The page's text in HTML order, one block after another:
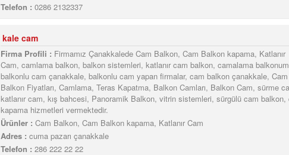
Telefon : 0286 2132337
kale cam
Firma Profili : Firmamız Çanakkalede Cam Balkon, Cam Balkon kapama, Katlanır
Cam, camlama balkon, balkon sistemleri, katlanır cam balkon, camalama
balkonlu cam çanakkale, balkonlu cam yapan firmalar, cam balkon çanakkale, Cam
Balkon Fiyatları, Camlama, Teras Kapatma, Balkon Camları, Balkon Cam, sürme
katlanır cam, kış bahcesi, Panoramik Balkon, vitrin sistemleri, sürgülü cam balkon,
kapama hizmetleri vermektedir.
Ürünler : Cam Balkon, Cam Balkon kapama, Katlanır Cam
Adres : cuma pazarı çanakkale
Telefon : 286 222 22 22